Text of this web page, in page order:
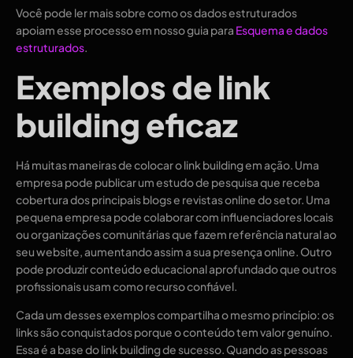
Você pode ler mais sobre como os dados estruturados
apoiam esse processo em nosso guia para Esquema e dados
estruturados.
Exemplos de link
building eficaz
Há muitas maneiras de colocar o link building em ação. Uma
empresa pode publicar um estudo de pesquisa que receba
cobertura dos principais blogs e revistas online do setor. Uma
pequena empresa pode colaborar com influenciadores locais
ou organizações comunitárias que fazem referência natural ao
seu website, aumentando assim a sua presença online. Outro
pode produzir conteúdo educacional aprofundado que outros
profissionais usam como recurso confiável.
Cada um desses exemplos compartilha o mesmo princípio: os
links são conquistados porque o conteúdo tem valor genuíno.
Essa é a base do link building de sucesso. Quando as pessoas